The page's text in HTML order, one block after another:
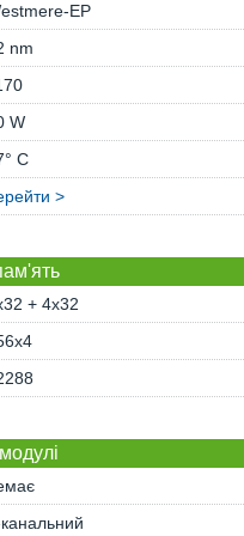
EP
nm
W
C
>
+ 4x32